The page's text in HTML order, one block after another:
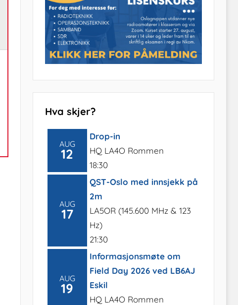
Hva skjer?
AUG
12
Drop-in
HQ LA4O Rommen
18:30
AUG
17
QST-Oslo med innsjekk på
2m
LA5OR (145.600 MHz & 123
Hz)
21:30
AUG
19
Informasjonsmøte om
Field Day 2026 ved LB6AJ
Eskil
HQ LA4O Rommen